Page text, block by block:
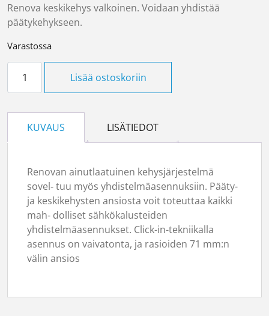
Renova keskikehys valkoinen. Voidaan yhdistää
päätykehykseen.
Varastossa
Lisää ostoskoriin
KUVAUS LISÄTIEDOT
Renovan ainutlaatuinen kehysjärjestelmä
sovel‑ tuu myös yhdistelmäasennuksiin. Pääty-
ja keskikehysten ansiosta voit toteuttaa kaikki
mah‑ dolliset sähkökalusteiden
yhdistelmäasennukset. Click-in-tekniikalla
asennus on vaivatonta, ja rasioiden 71 mm:n
välin ansios